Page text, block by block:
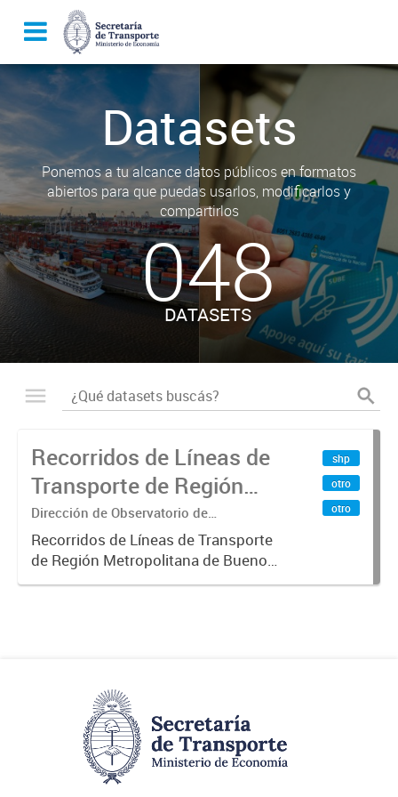
Datasets
Ponemos a tu alcance datos públicos en formatos
abiertos para que puedas usarlos, modificarlos y
compartirlos
048
DATASETS
Recorridos de Líneas de
Transporte de Región
Metropolitana de
Buenos Aires (RMBA)
Dirección de Observatorio de
Transporte, Estudio y Sistemas
Recorridos de Líneas de Transporte
de Región Metropolitana de Buenos
Aires (RMBA).-
shp
otro
otro